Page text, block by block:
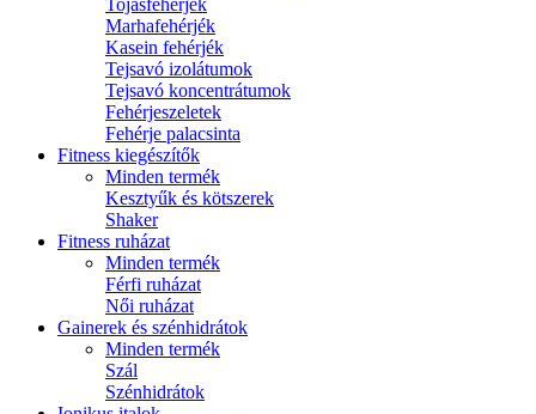
Tojásfehérjék
Marhafehérjék
Kasein fehérjék
Tejsavó izolátumok
Tejsavó koncentrátumok
Fehérjeszeletek
Fehérje palacsinta
Fitness kiegészítők
Minden termék
Kesztyűk és kötszerek
Shaker
Fitness ruházat
Minden termék
Férfi ruházat
Női ruházat
Gainerek és szénhidrátok
Minden termék
Szál
Szénhidrátok